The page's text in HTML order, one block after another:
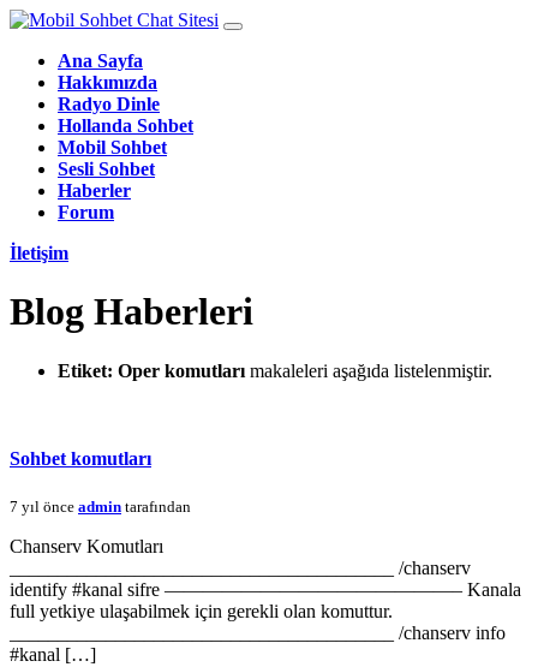
Ana Sayfa
Hakkımızda
Radyo Dinle
Hollanda Sohbet
Mobil Sohbet
Sesli Sohbet
Haberler
Forum
İletişim
Blog Haberleri
Etiket: Oper komutları makaleleri aşağıda listelenmiştir.
Sohbet komutları
7 yıl önce admin tarafından
Chanserv Komutları
________________________________________ /chanserv
identify #kanal sifre ———————————————– Kanala
full yetkiye ulaşabilmek için gerekli olan komuttur.
________________________________________ /chanserv info
#kanal […]